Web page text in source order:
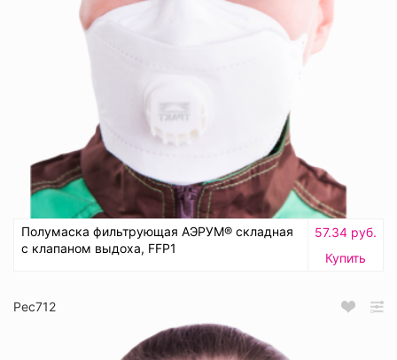
Полумаска фильтрующая АЭРУМ® складная
с клапаном выдоха, FFP1
57.34 руб.
Купить
Рес712